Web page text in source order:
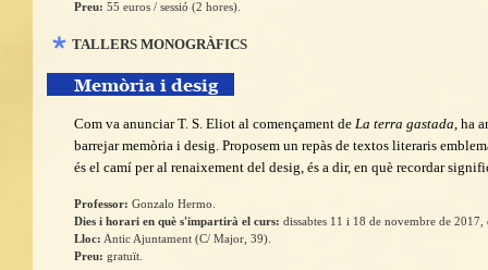
Preu: 55 euros / sessió (2 hores).
TALLERS MONOGRÀFICS
Memòria i desig
Com va anunciar T. S. Eliot al començament de La terra gastada, ha
barrejar memòria i desig. Proposem un repàs de textos literaris
és el camí per al renaixement del desig, és a dir, en què recordar
Professor: Gonzalo Hermo
Dies i horari en què s'impartirà el curs: dissabtes 11 i 18 de novembre de 2017,
Lloc: Antic Ajuntament (C/ Major, 39).
Preu: gratuït.